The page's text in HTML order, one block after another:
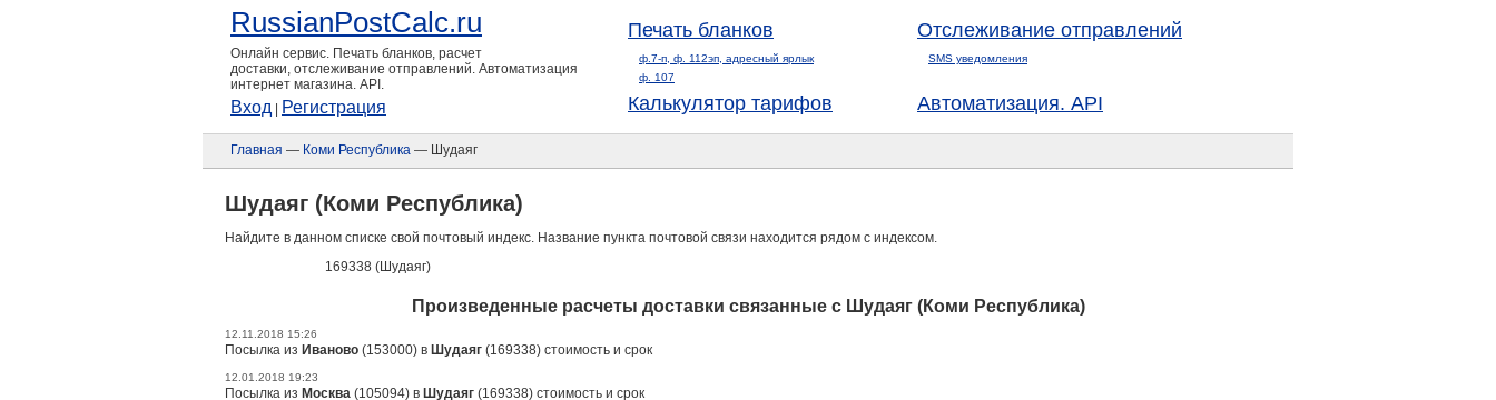
RussianPostCalc.ru
Онлайн сервис. Печать бланков, расчет
доставки, отслеживание отправлений. Автоматизация
интернет магазина. API.
Вход Регистрация
Печать бланков
ф.7-п, ф. 112эп, адресный ярлык
ф. 107
Отслеживание отправлений
SMS уведомления
Калькулятор тарифов Автоматизация. API
Главная — Коми Республика — Шудаяг
Шудаяг (Коми Республика)
Найдите в данном списке свой почтовый индекс. Название пункта почтовой связи находится рядом с индексом.
169338 (Шудаяг)
Произведенные расчеты доставки связанные с Шудаяг (Коми Республика)
12.11.2018 15:26
Посылка из Иваново (153000) в Шудаяг (169338) стоимость и срок
12.01.2018 19:23
Посылка из Москва (105094) в Шудаяг (169338) стоимость и срок